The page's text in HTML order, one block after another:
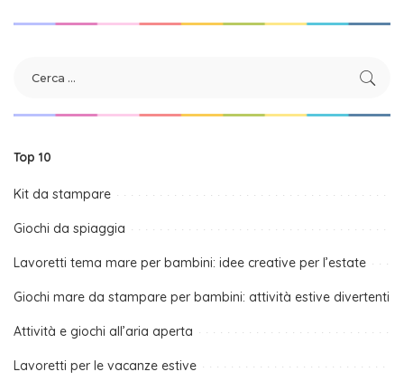
Top 10
Kit da stampare
Giochi da spiaggia
Lavoretti tema mare per bambini: idee creative per l’estate
Giochi mare da stampare per bambini: attività estive divertenti
Attività e giochi all’aria aperta
Lavoretti per le vacanze estive